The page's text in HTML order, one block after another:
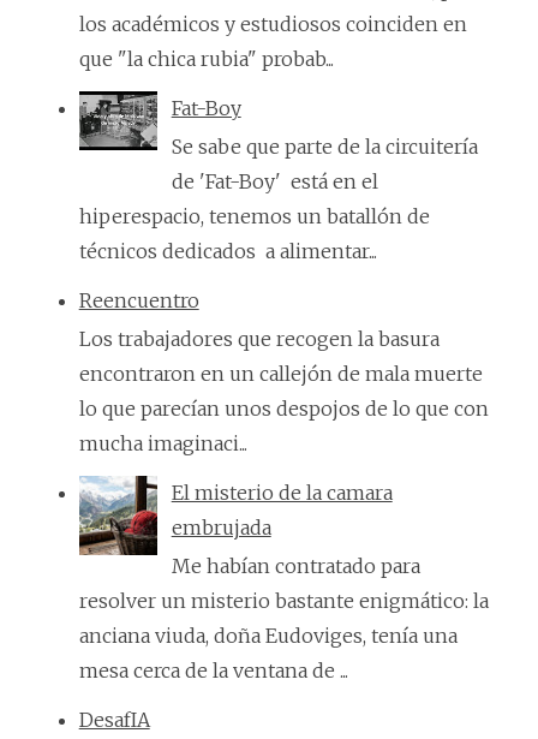
los académicos y estudiosos coinciden en
que "la chica rubia" probab...
Fat-Boy
Se sabe que parte de la circuitería
de 'Fat-Boy' está en el
hiperespacio, tenemos un batallón de
técnicos dedicados a alimentar...
Reencuentro
Los trabajadores que recogen la basura
encontraron en un callejón de mala muerte
lo que parecían unos despojos de lo que con
mucha imaginaci...
El misterio de la camara
embrujada
Me habían contratado para
resolver un misterio bastante enigmático: la
anciana viuda, doña Eudoviges, tenía una
mesa cerca de la ventana de ...
DesafIA